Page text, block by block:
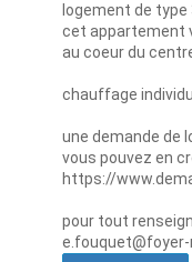
logement de type
cet appartement
au coeur du
chauffage
une demande de
vous pouvez en
https://
pour tout